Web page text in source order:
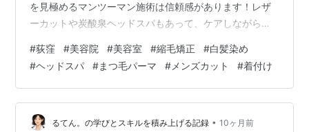
を見極めるマンツーマン施術は信頼感があります！レザ
ーカットや炭酸泉ヘッドスパもあって、ケアしながら整
談しやすい印象😊 （Google投稿より引用） 【 プライベ
ートでもビジネスでも映える荻窪のメンズカット 】 荻窪
駅から徒歩1分にある『矢島美容室 荻窪店』です。 荻窪
にある当サロンでは骨格や髪質に合わせたマンツーマン
のメンズカットをご提供しております。 仕事もプライベ
#荻窪 #美容院 #美容室 #縮毛矯正 #白髪染め
#ヘッドスパ #まつ毛パーマ #メンズカット #着付け
るてん。の学びとスキルを積み上げる記録 • 10ヶ月前